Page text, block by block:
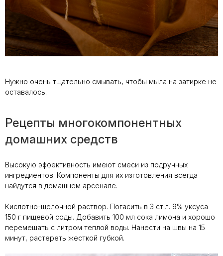
Нужно очень тщательно смывать, чтобы мыла на затирке не
оставалось.
Рецепты многокомпонентных
домашних средств
Высокую эффективность имеют смеси из подручных
ингредиентов. Компоненты для их изготовления всегда
найдутся в домашнем арсенале.
Кислотно-щелочной раствор. Погасить в 3 ст.л. 9% уксуса
150 г пищевой соды. Добавить 100 мл сока лимона и хорошо
перемешать с литром теплой воды. Нанести на швы на 15
минут, растереть жесткой губкой.